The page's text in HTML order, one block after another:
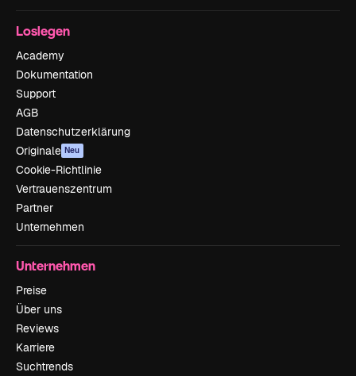
Loslegen
Academy
Dokumentation
Support
AGB
Datenschutzerklärung
Originale Neu
Cookie-Richtlinie
Vertrauenszentrum
Partner
Unternehmen
Unternehmen
Preise
Über uns
Reviews
Karriere
Suchtrends